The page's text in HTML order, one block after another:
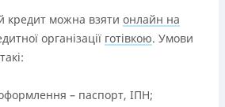
кредит можна взяти онлайн на
організації готівкою. Умови
– паспорт, ІПН;